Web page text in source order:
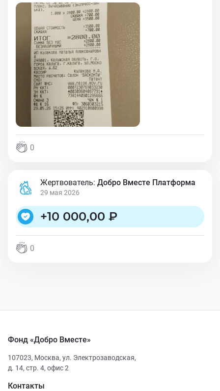
0
Жертвователь: Добро Вместе Платформа
29 мая 2026
+10 000,00 ₽
0
Фонд «Добро Вместе»
107023, Москва, ул. Электрозаводская,
д. 14, стр. 4, офис 2
Контакты